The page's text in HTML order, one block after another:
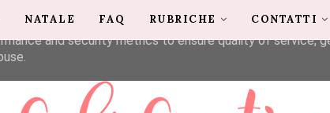
NATALE FAQ RUBRICHE CONTATTI
its services and to analyze traffic. Your IP address
and security metrics to ensure quality of service,